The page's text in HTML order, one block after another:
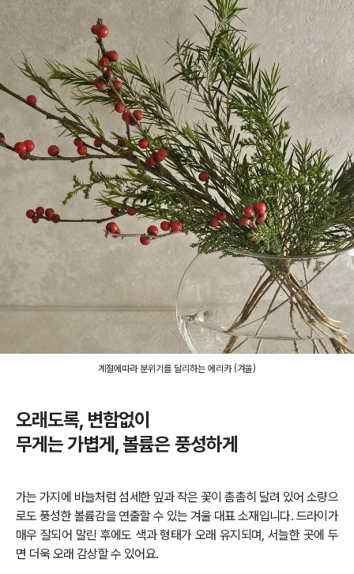
계절에따라 분위기를 달리하는 에리카 (겨울)
오래도록, 변함없이
무게는 가볍게, 볼륨은 풍성하게
가는 가지에 바늘처럼 섬세한 잎과 작은 꽃이 촘촘히 달려 있어 소량으
로도 풍성한 볼륨감을 연출할 수 있는 겨울 대표 소재입니다. 드라이가
매우 잘되어 말린 후에도 색과 형태가 오래 유지되며, 서늘한 곳에 두
면 더욱 오래 감상할 수 있어요.